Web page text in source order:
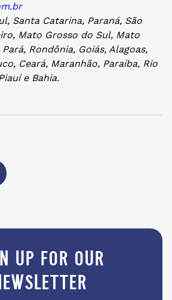
Santa Catarina, Paraná, São
Mato Grosso do Sul, Mato
Rondônia, Goiás, Alagoas,
Ceará, Maranhão, Paraíba, Rio
e Bahia.
up for our